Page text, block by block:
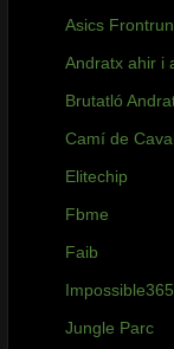
Asics
Andratx ahir i
Brutatló
Camí de
Elitechip
Fbme
Faib
Impossible365
Jungle Parc